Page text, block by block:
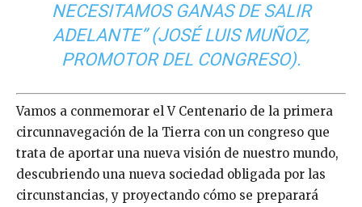
NECESITAMOS GANAS DE SALIR
ADELANTE” (JOSÉ LUIS MUÑOZ,
PROMOTOR DEL CONGRESO).
Vamos a conmemorar el V Centenario de la primera
circunnavegación de la Tierra con un congreso que
trata de aportar una nueva visión de nuestro mundo,
descubriendo una nueva sociedad obligada por las
circunstancias, y proyectando cómo se preparará